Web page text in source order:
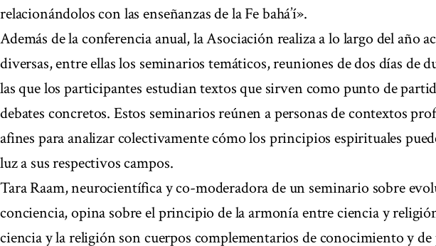
relacionándolos con las enseñanzas de la Fe bahá’í».
Además de la conferencia anual, la Asociación realiza a lo largo del año
diversas, entre ellas los seminarios temáticos, reuniones de dos días de
las que los participantes estudian textos que sirven como punto de
debates concretos. Estos seminarios reúnen a personas de contextos
afines para analizar colectivamente cómo los principios espirituales
luz a sus respectivos campos.
Tara Raam, neurocientífica y co-moderadora de un seminario sobre
conciencia, opina sobre el principio de la armonía entre ciencia y
ciencia y la religión son cuerpos complementarios de conocimiento y de